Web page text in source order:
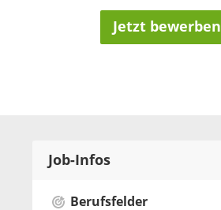
Jetzt bewerben
Job-Infos
Berufsfelder